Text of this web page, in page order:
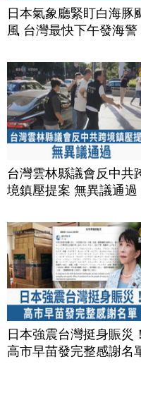
日本氣象廳緊盯白海豚
風 台灣最快下午發海警
台灣雲林縣議會反中共
境鎮壓提案 無異議通過
日本強震台灣挺身賑災！
高市早苗發完整感謝名